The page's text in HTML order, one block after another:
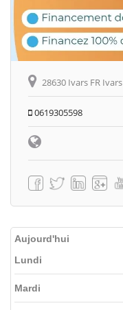
28630 Ivars FR Ivars
0619305598
Aujourd'hui
Lundi
Mardi